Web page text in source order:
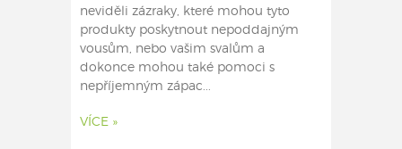
neviděli zázraky, které mohou tyto
produkty poskytnout nepoddajným
vousům, nebo vašim svalům a
dokonce mohou také pomoci s
nepříjemným zápac...
VÍCE »